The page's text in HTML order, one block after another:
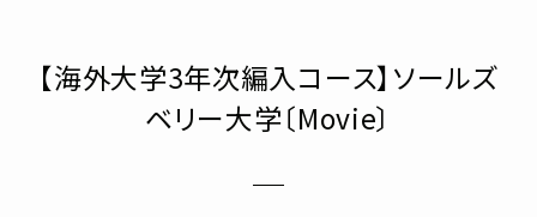
【海外大学3年次編入コース】ソールズ
ベリー大学〔Movie〕